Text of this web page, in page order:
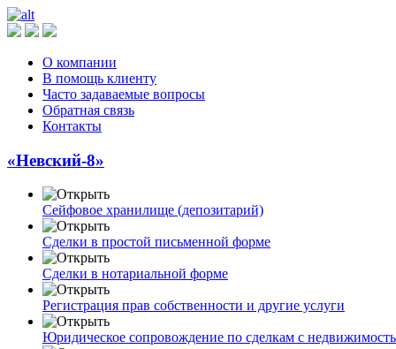
О компании
В помощь клиенту
Часто задаваемые вопросы
Обратная связь
Контакты
«Невский-8»
Сейфовое хранилище (депозитарий)
Сделки в простой письменной форме
Сделки в нотариальной форме
Регистрация прав собственности и другие услуги
Юридическое сопровождение по сделкам с